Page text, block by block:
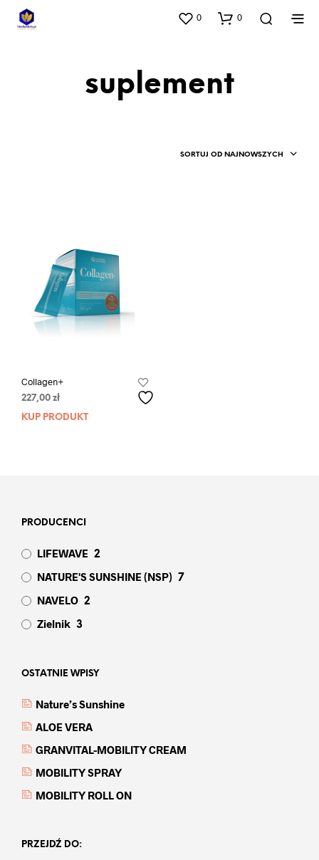
0 0
suplement
SORTUJ OD NAJNOWSZYCH
Collagen+
227,00 zł
KUP PRODUKT
PRODUCENCI
LIFEWAVE 2
NATURE'S SUNSHINE (NSP) 7
NAVELO 2
Zielnik 3
OSTATNIE WPISY
Nature’s Sunshine
ALOE VERA
GRANVITAL-MOBILITY CREAM
MOBILITY SPRAY
MOBILITY ROLL ON
PRZEJDŹ DO: